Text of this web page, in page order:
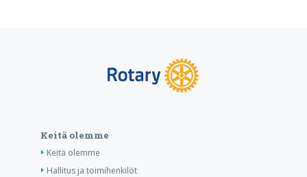
Keitä olemme
Keitä olemme
Hallitus ja toimihenkilöt